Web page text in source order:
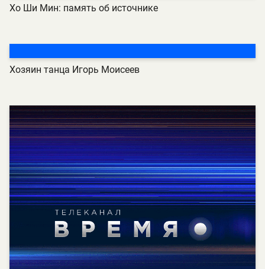
Хо Ши Мин: память об источнике
Хозяин танца Игорь Моисеев